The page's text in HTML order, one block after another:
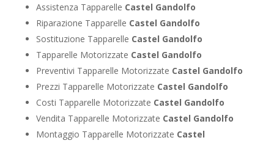
Assistenza Tapparelle Castel Gandolfo
Riparazione Tapparelle Castel Gandolfo
Sostituzione Tapparelle Castel Gandolfo
Tapparelle Motorizzate Castel Gandolfo
Preventivi Tapparelle Motorizzate Castel Gandolfo
Prezzi Tapparelle Motorizzate Castel Gandolfo
Costi Tapparelle Motorizzate Castel Gandolfo
Vendita Tapparelle Motorizzate Castel Gandolfo
Montaggio Tapparelle Motorizzate Castel